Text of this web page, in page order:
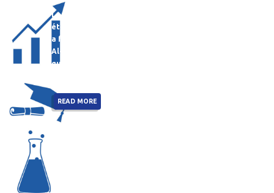
Le secret de Tartaglia Bonjour les
étudiant(e)s ! Dans notre dernier article, on
a fait un petit arrêt à Bagdad pour connaître
Al-Khwarizmi, un mathématicien très doué
qui a découvert une formule pour résoudre
READ MORE